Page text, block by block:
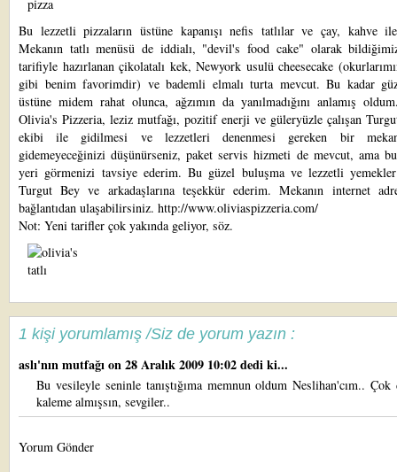
Bu lezzetli pizzaların üstüne kapanışı nefis tatlılar ve çay, kahve
Mekanın tatlı menüsü de iddialı, "devil's food cake" olarak
tarifiyle hazırlanan çikolatalı kek, Newyork usulü cheesecake
gibi benim favorimdir) ve bademli elmalı turta mevcut. Bu kadar
üstüne midem rahat olunca, ağzımın da yanılmadığını anlamış
Olivia's Pizzeria, leziz mutfağı, pozitif enerji ve güleryüzle çalışan
ekibi ile gidilmesi ve lezzetleri denenmesi gereken bir
gidemeyeceğinizi düşünürseniz, paket servis hizmeti de mevcut, ama
yeri görmenizi tavsiye ederim. Bu güzel buluşma ve lezzetli
Turgut Bey ve arkadaşlarına teşekkür ederim. Mekanın internet
bağlantıdan ulaşabilirsiniz. http://www.oliviaspizzeria.com/
Not: Yeni tarifler çok yakında geliyor, söz.
1 kişi yorumlamış /Siz de yorum yazın :
aslı'nın mutfağıon 28 Aralık 2009 10:02 dedi ki...
Bu vesileyle seninle tanıştığıma memnun oldum Neslihan'cım.. Çok
kaleme almışsın, sevgiler..
Yorum Gönder